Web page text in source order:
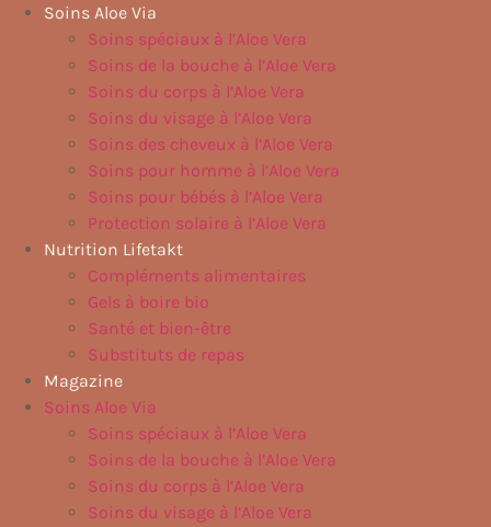
Aller
Soins Aloe Via
Soins spéciaux à l’Aloe Vera
Soins de la bouche à l’Aloe Vera
Soins du corps à l’Aloe Vera
Soins du visage à l’Aloe Vera
Soins des cheveux à l’Aloe Vera
Soins pour homme à l’Aloe Vera
Soins pour bébés à l’Aloe Vera
Protection solaire à l’Aloe Vera
Nutrition Lifetakt
Compléments alimentaires
Gels à boire bio
Santé et bien-être
Substituts de repas
Magazine
Soins Aloe Via
Soins spéciaux à l’Aloe Vera
Soins de la bouche à l’Aloe Vera
Soins du corps à l’Aloe Vera
Soins du visage à l’Aloe Vera